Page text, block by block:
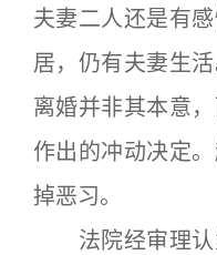
夫妻二人还是有
居，仍有夫妻生
离婚并非其本意
作出的冲动决定
掉恶习。
法院经审理认